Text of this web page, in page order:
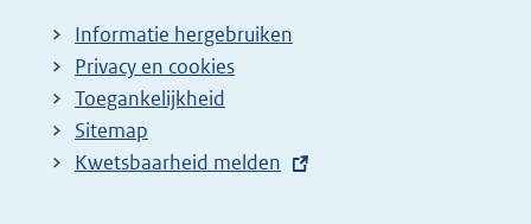
Informatie hergebruiken
Privacy en cookies
Toegankelijkheid
Sitemap
E
Kwetsbaarheid melden